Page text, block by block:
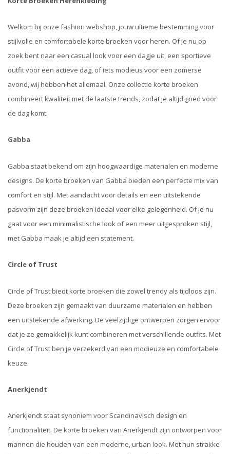
Welkom bij onze fashion webshop, jouw ultieme bestemming voor
stijlvolle en comfortabele korte broeken voor heren. Of je nu op
zoek bent naar een casual look voor een dagje uit, een sportieve
outfit voor een actieve dag, of iets modieus voor een zomerse
avond, wij hebben het allemaal. Onze collectie korte broeken
combineert kwaliteit met de laatste trends, zodat je altijd goed voor
de dag komt.
Gabba
Gabba staat bekend om zijn hoogwaardige materialen en moderne
designs. De korte broeken van Gabba bieden een perfecte mix van
comfort en stijl. Met aandacht voor details en een uitstekende
pasvorm zijn deze broeken ideaal voor elke gelegenheid. Of je nu
gaat voor een minimalistische look of een meer uitgesproken stijl,
met Gabba maak je altijd een statement.
Circle of Trust
Circle of Trust biedt korte broeken die zowel trendy als tijdloos zijn.
Deze broeken zijn gemaakt van duurzame materialen en hebben
een uitstekende afwerking. De veelzijdige ontwerpen zorgen ervoor
dat je ze gemakkelijk kunt combineren met verschillende outfits. Met
Circle of Trust ben je verzekerd van een modieuze en comfortabele
keuze.
Anerkjendt
Anerkjendt staat synoniem voor Scandinavisch design en
functionaliteit. De korte broeken van Anerkjendt zijn ontworpen voor
mannen die houden van een moderne, urban look. Met hun strakke